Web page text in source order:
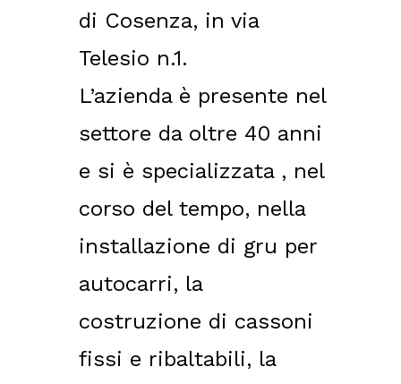
di Cosenza, in via
Telesio n.1.
L’azienda è presente nel
settore da oltre 40 anni
e si è specializzata , nel
corso del tempo, nella
installazione di gru per
autocarri, la
costruzione di cassoni
fissi e ribaltabili, la